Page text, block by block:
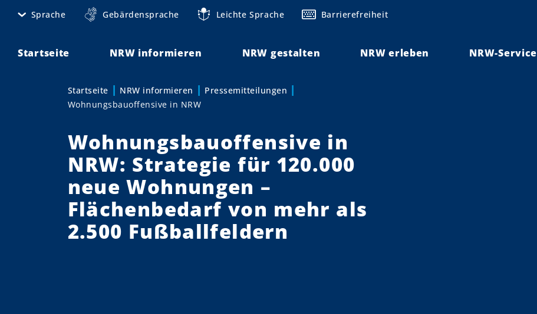
Sprache Gebärdensprache Leichte Sprache Barrierefreiheit
Startseite NRW informieren NRW gestalten NRW erleben NRW-Service
Sie sind hier:
Startseite NRW informieren
Pressemitteilungen
Wohnungsbauoffensive in NRW
Wohnungsbauoffensive in
NRW: Strategie für 120.000
neue Wohnungen –
Flächenbedarf von mehr als
2.500 Fußballfeldern